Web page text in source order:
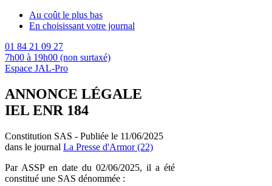
Au coût le plus bas
En choisissant votre journal
01 84 21 09 27
7h00 à 19h00 (non surtaxé)
Espace JAL-Pro
ANNONCE LÉGALE
IEL ENR 184
Constitution SAS - Publiée le 11/06/2025
dans le journal La Presse d'Armor (22)
Par ASSP en date du 02/06/2025, il a été
constitué une SAS dénommée :